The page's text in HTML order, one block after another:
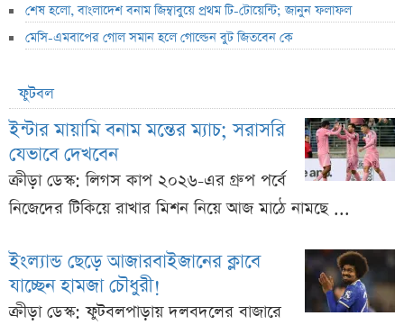
শেষ হলো, বাংলাদেশ বনাম জিম্বাবুয়ে প্রথম টি-টোয়েন্টি; জানুন ফলাফল
মেসি-এমবাপের গোল সমান হলে গোল্ডেন বুট জিতবেন কে
ফুটবল
ইন্টার মায়ামি বনাম মন্তের ম্যাচ; সরাসরি
যেভাবে দেখবেন
ক্রীড়া ডেস্ক: লিগস কাপ ২০২৬-এর গ্রুপ পর্বে
নিজেদের টিকিয়ে রাখার মিশন নিয়ে আজ মাঠে নামছে ...
ইংল্যান্ড ছেড়ে আজারবাইজানের ক্লাবে
যাচ্ছেন হামজা চৌধুরী!
ক্রীড়া ডেস্ক: ফুটবলপাড়ায় দলবদলের বাজারে